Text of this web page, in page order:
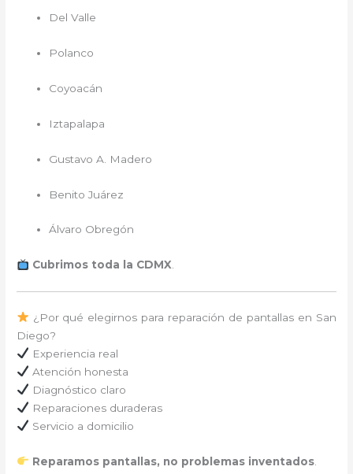
Del Valle
Polanco
Coyoacán
Iztapalapa
Gustavo A. Madero
Benito Juárez
Álvaro Obregón
Cubrimos toda la CDMX.
¿Por qué elegirnos para reparación de pantallas en San
Diego?
Experiencia real
Atención honesta
Diagnóstico claro
Reparaciones duraderas
Servicio a domicilio
Reparamos pantallas, no problemas inventados.